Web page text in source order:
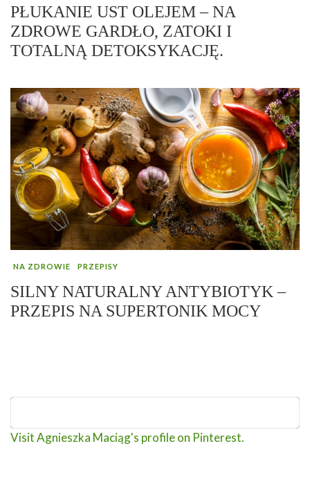
PŁUKANIE UST OLEJEM – NA
ZDROWE GARDŁO, ZATOKI I
TOTALNĄ DETOKSYKACJĘ.
NA ZDROWIE PRZEPISY
SILNY NATURALNY ANTYBIOTYK –
PRZEPIS NA SUPERTONIK MOCY
Visit Agnieszka Maciąg's profile on Pinterest.